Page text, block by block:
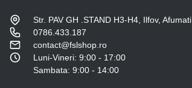
Str. PAV GH .STAND H3-H4, Ilfov, Afumati
0786.433.187
contact@fslshop.ro
Luni-Vineri: 9:00 - 17:00
Sambata: 9:00 - 14:00